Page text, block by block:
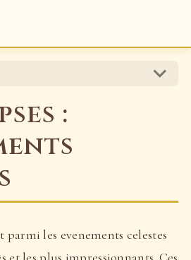
:
parmi les evenements celestes
et les plus impressionnants. Ces